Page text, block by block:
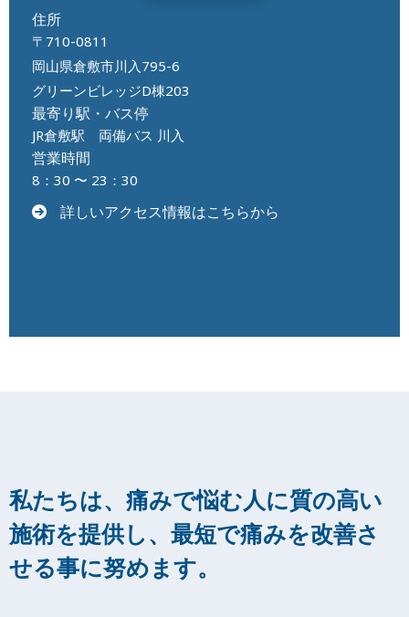
住所
〒710-0811
岡山県倉敷市川入795-6
グリーンビレッジD棟203
最寄り駅・バス停
JR倉敷駅 両備バス 川入
営業時間
8：30 〜 23：30
詳しいアクセス情報はこちらから
私たちは、痛みで悩む人に質の高い
施術を提供し、最短で痛みを改善さ
せる事に努めます。